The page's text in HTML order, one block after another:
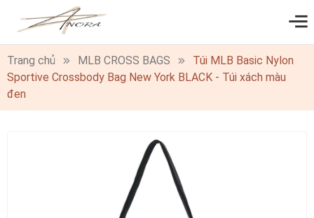
0
Trang chủ MLB CROSS BAGS
Túi MLB Basic Nylon
Sportive Crossbody Bag New York BLACK - Túi xách màu
đen